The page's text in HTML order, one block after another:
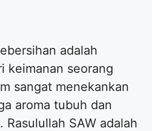
adalah
keimanan seorang
sangat menekankan
aroma tubuh dan
SAW adalah